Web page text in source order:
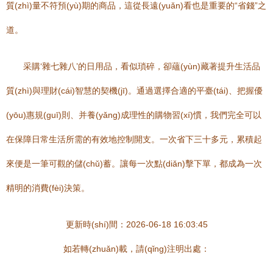
質(zhì)量不符預(yù)期的商品，這從長遠(yuǎn)看也是重要的“省錢”之
道。
采購‘雜七雜八’的日用品，看似瑣碎，卻蘊(yùn)藏著提升生活品
質(zhì)與理財(cái)智慧的契機(jī)。通過選擇合適的平臺(tái)、把握優
(yōu)惠規(guī)則、并養(yǎng)成理性的購物習(xí)慣，我們完全可以
在保障日常生活所需的有效地控制開支。一次省下三十多元，累積起
來便是一筆可觀的儲(chǔ)蓄。讓每一次點(diǎn)擊下單，都成為一次
精明的消費(fèi)決策。
更新時(shí)間：2026-06-18 16:03:45
如若轉(zhuǎn)載，請(qǐng)注明出處：